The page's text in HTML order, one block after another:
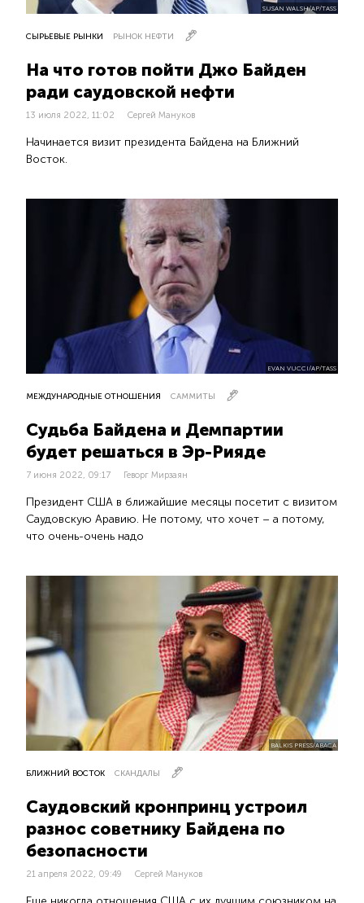
SUSAN WALSH/AP/TASS
СЫРЬЕВЫЕ РЫНКИ РЫНОК НЕФТИ
На что готов пойти Джо Байден
ради саудовской нефти
13 июля 2022, 11:02 Сергей Мануков
Начинается визит президента Байдена на Ближний
Восток.
EVAN VUCCI/AP/TASS
МЕЖДУНАРОДНЫЕ ОТНОШЕНИЯ САММИТЫ
Судьба Байдена и Демпартии
будет решаться в Эр-Рияде
7 июня 2022, 09:17 Геворг Мирзаян
Президент США в ближайшие месяцы посетит с визитом
Саудовскую Аравию. Не потому, что хочет – а потому,
что очень-очень надо
BALKIS PRESS/ABACA
БЛИЖНИЙ ВОСТОК СКАНДАЛЫ
Саудовский кронпринц устроил
разнос советнику Байдена по
безопасности
21 апреля 2022, 09:49 Сергей Мануков